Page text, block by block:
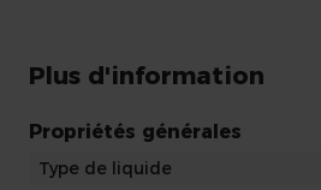
Plus d'information
Propriétés générales
Type de liquide